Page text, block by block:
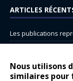
Nous utilisons
similaires
ARTICLES
Les publications
14 juillet : nouveau